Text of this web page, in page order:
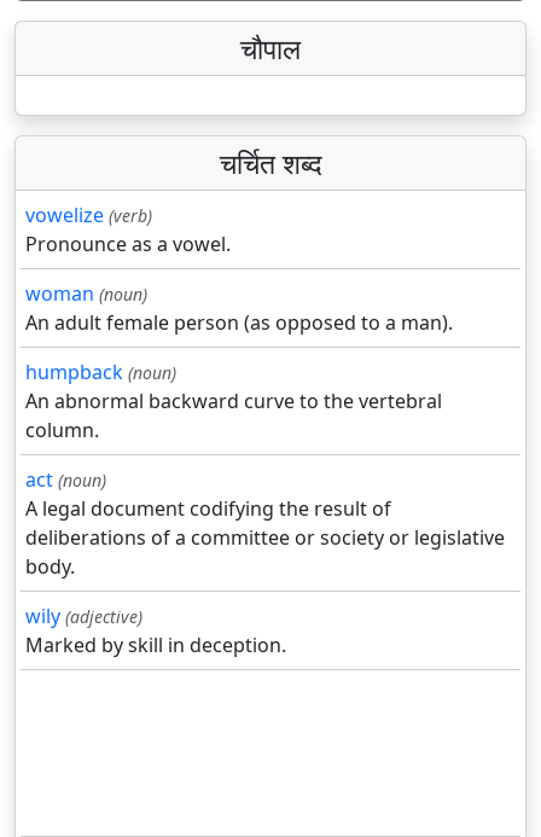
चौपाल
चर्चित शब्द
vowelize (verb)
Pronounce as a vowel.
woman (noun)
An adult female person (as opposed to a man).
humpback (noun)
An abnormal backward curve to the vertebral
column.
act (noun)
A legal document codifying the result of
deliberations of a committee or society or legislative
body.
wily (adjective)
Marked by skill in deception.